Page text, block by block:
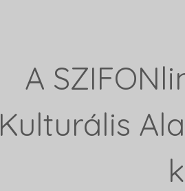
A
Kulturális